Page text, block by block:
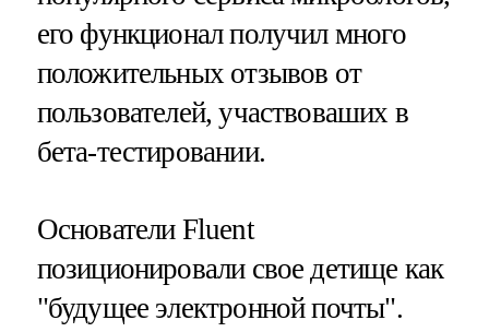
его функционал получил много
положительных отзывов от
пользователей, участвоваших в
бета-тестировании.
Основатели Fluent
позиционировали свое детище как
"будущее электронной почты".